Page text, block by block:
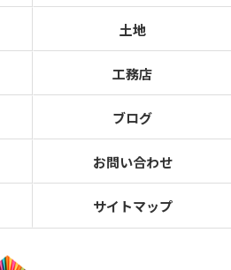
土地
工務店
ブログ
お問い合わせ
サイトマップ